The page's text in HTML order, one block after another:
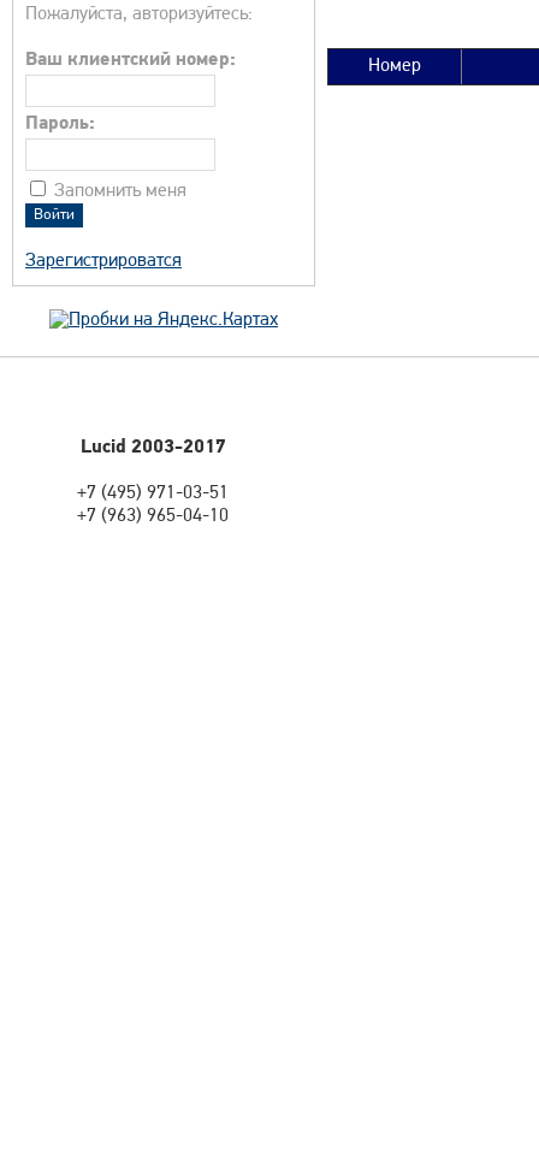
Пожалуйста, авторизуйтесь:
Ваш клиентский номер:
Пароль:
Запомнить меня
Зарегистрироватся
Номер
Lucid 2003-2017
+7 (495) 971-03-51
+7 (963) 965-04-10